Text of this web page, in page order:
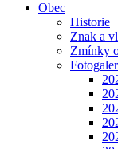
Obec
Historie
Znak a
Zmínky